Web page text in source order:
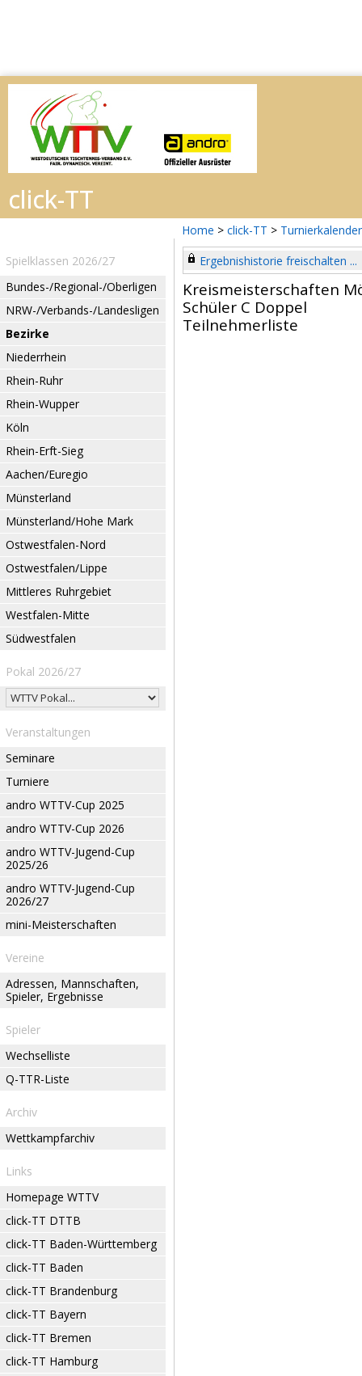
Home > click-TT > Turnierkalender
Spielklassen 2026/27
Bundes-/Regional-/Oberligen
NRW-/Verbands-/Landesligen
Bezirke
Niederrhein
Rhein-Ruhr
Rhein-Wupper
Köln
Rhein-Erft-Sieg
Aachen/Euregio
Münsterland
Münsterland/Hohe Mark
Ostwestfalen-Nord
Ostwestfalen/Lippe
Mittleres Ruhrgebiet
Westfalen-Mitte
Südwestfalen
Pokal 2026/27
Veranstaltungen
Seminare
Turniere
andro WTTV-Cup 2025
andro WTTV-Cup 2026
andro WTTV-Jugend-Cup
2025/26
andro WTTV-Jugend-Cup
2026/27
mini-Meisterschaften
Vereine
Adressen, Mannschaften,
Spieler, Ergebnisse
Spieler
Wechselliste
Q-TTR-Liste
Archiv
Wettkampfarchiv
Links
Homepage WTTV
click-TT DTTB
click-TT Baden-Württemberg
click-TT Baden
click-TT Brandenburg
click-TT Bayern
click-TT Bremen
click-TT Hamburg
Ergebnishistorie freischalten ...
Kreismeisterschaften
Schüler C Doppel
Teilnehmerliste